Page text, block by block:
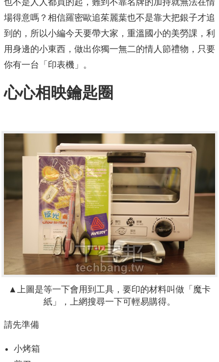
場得意嗎？相信羅密歐追茱麗葉也不是靠大把銀子才追
到的，所以小編今天要帶大家，重溫國小的美勞課，利
用身邊的小東西，做出你獨一無二的情人節禮物，只要
你有一台「印表機」。
心心相映鑰匙圈
▲上圖是等一下會用到工具，要印的材料叫做「魔卡
紙」，上網搜尋一下可輕易購得。
請先準備
小烤箱